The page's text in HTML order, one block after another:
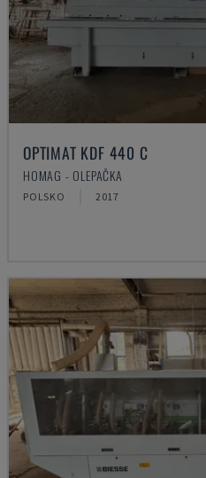
OPTIMAT KDF 440 C
HOMAG - OLEPAČKA
POLSKO 2017